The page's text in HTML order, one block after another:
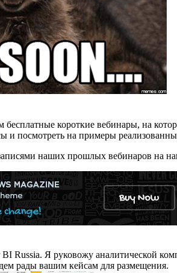
короткие вебинары, на
и посмотреть на примеры
наших прошлых вебинаров на
Russia. Я руковожу аналитической
рады вашим кейсам для размещения.